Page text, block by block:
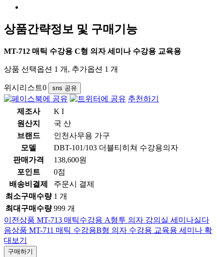
상품간략정보 및 구매기능
MT-712 매틱 수강용 C형 의자 세미나 수강용 교육용
상품 선택옵션 1 개, 추가옵션 1 개
위시리스트0 sns 공유
추천하기
제조사
K I
원산지
국 산
브랜드
인천사무용 가구
모델
DBT-101/103 더블티히쳐 수강용의자
판매가격
138,600원
포인트
0점
배송비결제
주문시 결제
최소구매수량 1 개
최대구매수량 999 개
이전상품 MT-713 매틱수강용 A형투 의자 강의실 세미나실다
음상품 MT-711 매틱 수강용B형 의자 수강용 교육용 세미나 확
대보기
구매하기